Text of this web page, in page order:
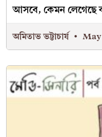
আসবে, কেমন লেগেছে
অমিতাভ ভট্টাচার্য